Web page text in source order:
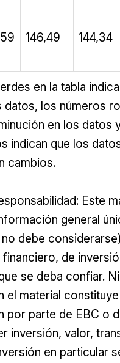
146,49 144,34
en la tabla
datos, los números
en los datos
indican que los
cambios.
Este
general
debe considerarse)
de
se deba confiar.
el material constituye
por parte de EBC o
inversión, valor,
en particular